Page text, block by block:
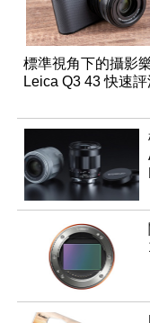
標準視角下的攝影
Leica Q3 43 快速評